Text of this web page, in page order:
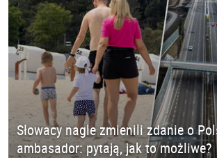
Słowacy nagle zmienili zdanie o
ambasador: pytają, jak to możliwe?